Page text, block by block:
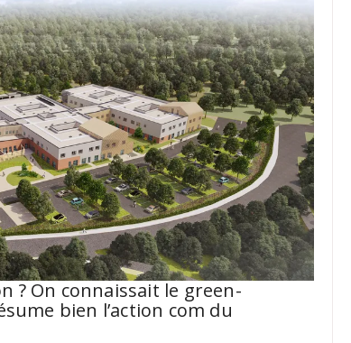
? On connaissait le green-
bien l’action com du